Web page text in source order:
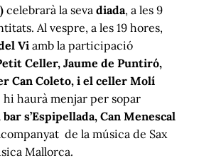
celebrarà la seva diada, a les 9
Al vespre, a les 19 hores,
Viamb la participació
Celler, Jaume de Puntiró,
Can Coleto, i el celler Molí
hi haurà menjar per sopar
s’Espipellada, Can Menescal
de la música de Sax
Mallorca.